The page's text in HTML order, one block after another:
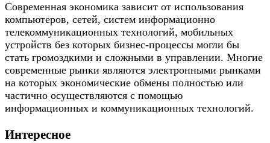
Современная экономика зависит от использования
компьютеров, сетей, систем информационно
телекоммуникационных технологий, мобильных
устройств без которых бизнес-процессы могли бы
стать громоздкими и сложными в управлении. Многие
современные рынки являются электронными рынками
на которых экономические обмены полностью или
частично осуществляются с помощью
информационных и коммуникационных технологий.
Интересное